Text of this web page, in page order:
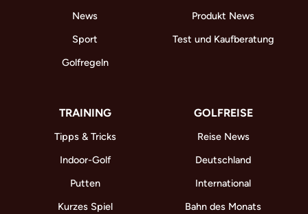
News
Sport
Golfregeln
Produkt News
Test und Kaufberatung
TRAINING
Tipps & Tricks
Indoor-Golf
Putten
Kurzes Spiel
GOLFREISE
Reise News
Deutschland
International
Bahn des Monats